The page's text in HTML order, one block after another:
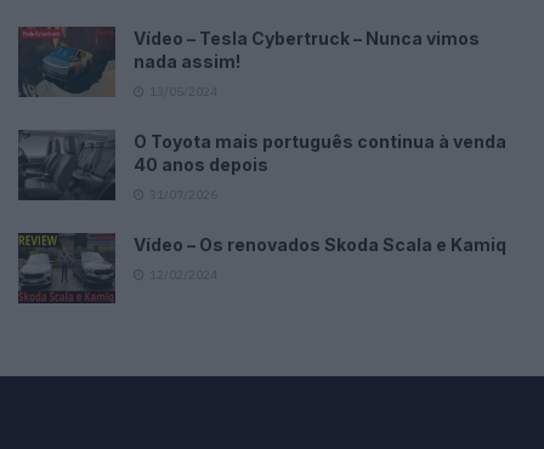
Vídeo – Tesla Cybertruck – Nunca vimos
nada assim!
O Toyota mais português continua à venda
40 anos depois
Vídeo – Os renovados Skoda Scala e Kamiq